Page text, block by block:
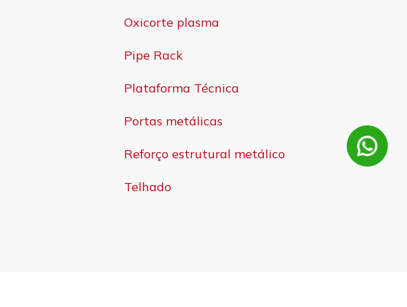
Oxicorte plasma
Pipe Rack
Plataforma Técnica
Portas metálicas
Reforço estrutural metálico
Telhado